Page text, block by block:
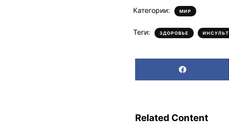
Категории: МИР
Теги: ЗДОРОВЬЕ , ИНСУЛЬТ
Related Content